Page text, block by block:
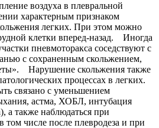
воздуха в плевральной
характерным признаком
легких. При этом можно
клетки вперед-назад. Иногда
пневмоторакса соседствуют с
с сохраненным скольжением,
Нарушение скольжения также
процессах в легких.
связано с уменьшением
астма, ХОБЛ, интубация
а также наблюдаться при
том числе после плевродеза и при